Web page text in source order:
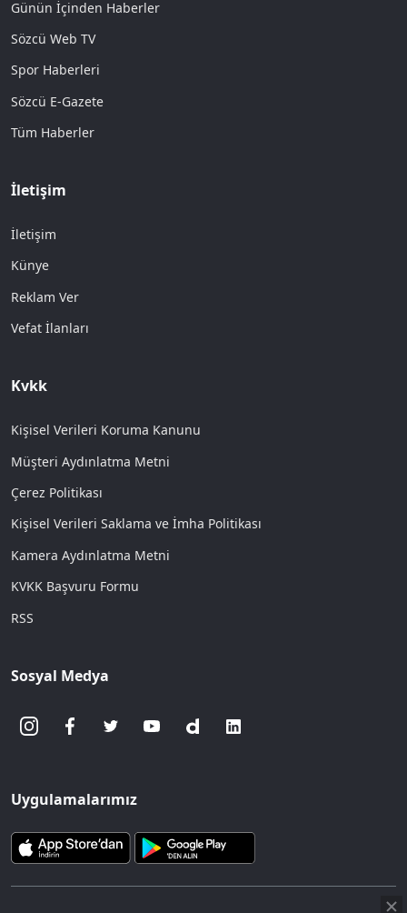
Günün İçinden Haberler
Sözcü Web TV
Spor Haberleri
Sözcü E-Gazete
Tüm Haberler
İletişim
İletişim
Künye
Reklam Ver
Vefat İlanları
Kvkk
Kişisel Verileri Koruma Kanunu
Müşteri Aydınlatma Metni
Çerez Politikası
Kişisel Verileri Saklama ve İmha Politikası
Kamera Aydınlatma Metni
KVKK Başvuru Formu
RSS
Sosyal Medya
Uygulamalarımız